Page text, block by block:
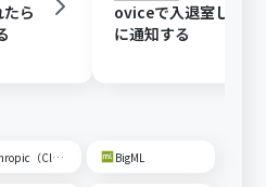
ら
oviceで入退室した
に通知する
Anthropic（Claude） BigML